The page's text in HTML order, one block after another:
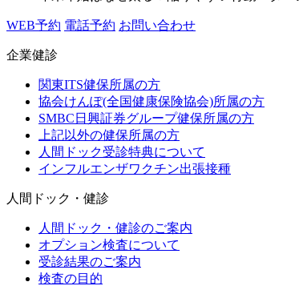
WEB予約 電話予約 お問い合わせ
企業健診
関東ITS健保所属の方
協会けんぽ(全国健康保険協会)所属の方
SMBC日興証券グループ健保所属の方
上記以外の健保所属の方
人間ドック受診特典について
インフルエンザワクチン出張接種
人間ドック・健診
人間ドック・健診のご案内
オプション検査について
受診結果のご案内
検査の目的